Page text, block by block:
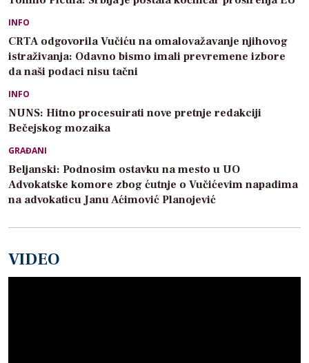
INFO
CRTA odgovorila Vučiću na omalovažavanje njihovog
istraživanja: Odavno bismo imali prevremene izbore
da naši podaci nisu tačni
INFO
NUNS: Hitno procesuirati nove pretnje redakciji
Bečejskog mozaika
GRAĐANI
Beljanski: Podnosim ostavku na mesto u UO
Advokatske komore zbog ćutnje o Vučićevim napadima
na advokaticu Janu Aćimović Planojević
VIDEO